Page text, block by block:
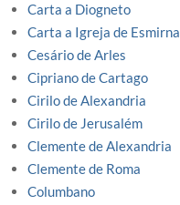
Carta a Diogneto
Carta a Igreja de Esmirna
Cesário de Arles
Cipriano de Cartago
Cirilo de Alexandria
Cirilo de Jerusalém
Clemente de Alexandria
Clemente de Roma
Columbano